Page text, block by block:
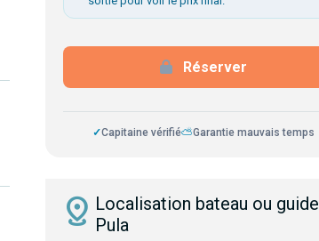
Réserver
✓Capitaine vérifié⛅Garantie mauvais temps
distance Localisation bateau ou guide
Pula